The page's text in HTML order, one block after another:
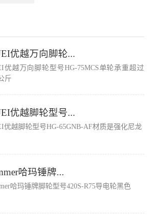
优越万向脚轮...
优越万向脚轮型号HG-75MCS单轮承重超过
斤
优越脚轮型号...
优越脚轮型号HG-65GNB-AF材质是强化尼龙
哈玛锤牌...
哈玛锤牌脚轮型号420S-R75导电轮黑色